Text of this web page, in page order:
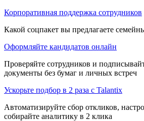
Корпоративная поддержка сотрудников
Какой соцпакет вы предлагаете
Оформляйте кандидатов онлайн
Проверяйте сотрудников и
документы без бумаг и личных встреч
Ускорьте подбор в 2 раза с Talantix
Автоматизируйте сбор откликов,
собирайте аналитику в 2 клика